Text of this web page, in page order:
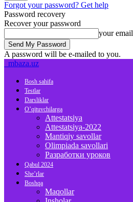
Forgot your password? Get help
Password recovery
Recover your password
your email
A password will be e-mailed to you.
mbaza.uz
Bosh sahifa
Testlar
Darsliklar
O’qituvchilarga
Attestatsiya
Attestatsiya-2022
Mantiqiy savollar
Olimpiada savollari
Разработки уроков
Qabul 2024
She’rlar
Boshqa
Maqollar